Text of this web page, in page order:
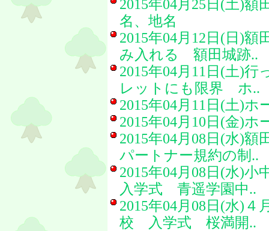
2015年04月25日(土)額
名、地名
2015年04月12日(日)額
み入れる 額田城跡..
2015年04月11日(土)行
レットにも限界 ホ..
2015年04月11日(土)ホ
2015年04月10日(金)ホ
2015年04月08日(水)額
パートナー規約の制..
2015年04月08日(水)小
入学式 青遥学園中..
2015年04月08日(水) ４
校 入学式 桜満開..